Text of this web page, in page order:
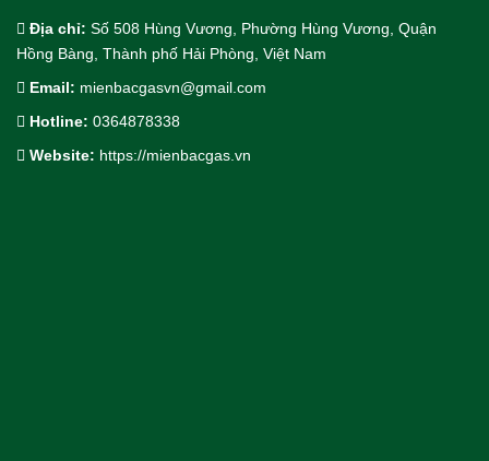
Địa chỉ: Số 508 Hùng Vương, Phường Hùng Vương, Quận
Hồng Bàng, Thành phố Hải Phòng, Việt Nam
Email: mienbacgasvn@gmail.com
Hotline: 0364878338
Website: https://mienbacgas.vn
Cho Thuê bồn trạm khí công nghiệp